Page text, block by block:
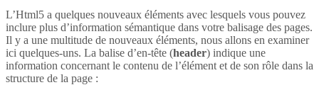
L’Html5 a quelques nouveaux éléments avec lesquels vous pouvez
inclure plus d’information sémantique dans votre balisage des pages.
Il y a une multitude de nouveaux éléments, nous allons en examiner
ici quelques-uns. La balise d’en-tête (header) indique une
information concernant le contenu de l’élément et de son rôle dans la
structure de la page :